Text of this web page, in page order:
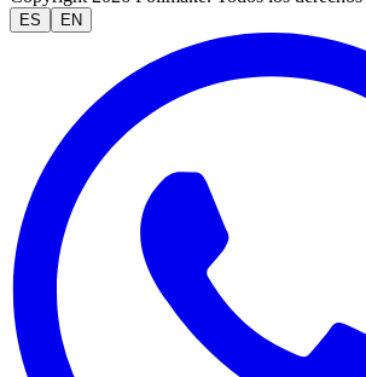
ES EN